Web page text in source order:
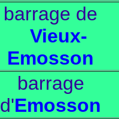
barrage de
Vieux-
Emosson
barrage
d'Emosson